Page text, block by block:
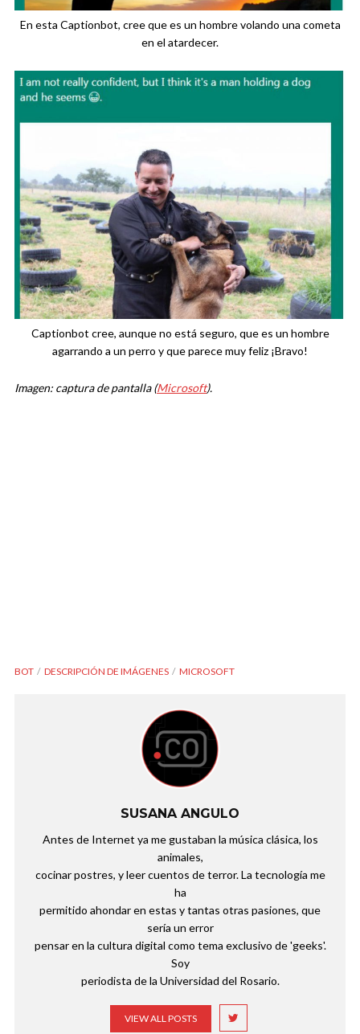
En esta Captionbot, cree que es un hombre volando una cometa
en el atardecer.
Captionbot cree, aunque no está seguro, que es un hombre
agarrando a un perro y que parece muy feliz ¡Bravo!
Imagen: captura de pantalla (Microsoft).
BOT DESCRIPCIÓN DE IMÁGENES MICROSOFT
SUSANA ANGULO
Antes de Internet ya me gustaban la música clásica, los
animales,
cocinar postres, y leer cuentos de terror. La tecnología me
ha
permitido ahondar en estas y tantas otras pasiones, que
sería un error
pensar en la cultura digital como tema exclusivo de 'geeks'.
Soy
periodista de la Universidad del Rosario.
VIEW ALL POSTS